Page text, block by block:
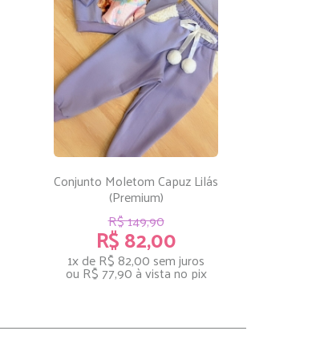
Conjunto Moletom Capuz Lilás
(Premium)
R$ 149,90
R$ 82,00
1x de R$ 82,00 sem juros
ou R$ 77,90à vista no pix